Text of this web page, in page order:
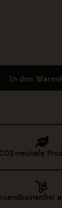
In den
neutrale